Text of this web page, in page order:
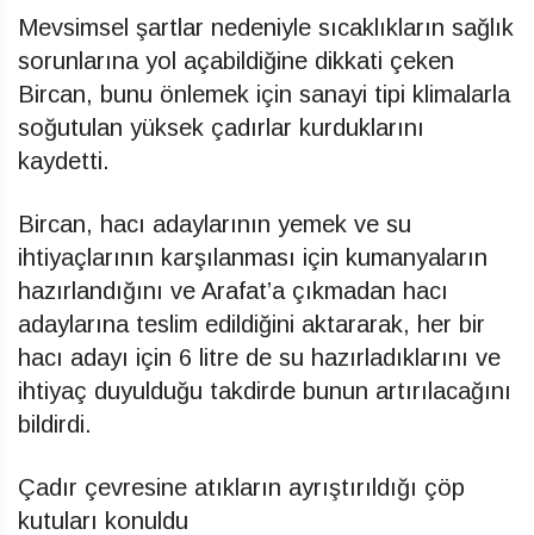
Mevsimsel şartlar nedeniyle sıcaklıkların sağlık
sorunlarına yol açabildiğine dikkati çeken
Bircan, bunu önlemek için sanayi tipi klimalarla
soğutulan yüksek çadırlar kurduklarını
kaydetti.
Bircan, hacı adaylarının yemek ve su
ihtiyaçlarının karşılanması için kumanyaların
hazırlandığını ve Arafat’a çıkmadan hacı
adaylarına teslim edildiğini aktararak, her bir
hacı adayı için 6 litre de su hazırladıklarını ve
ihtiyaç duyulduğu takdirde bunun artırılacağını
bildirdi.
Çadır çevresine atıkların ayrıştırıldığı çöp
kutuları konuldu